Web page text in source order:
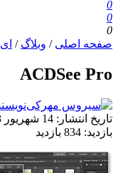
0
0
0
صفحه اصلی / وبلاگ /
ACDSee Pro
تاریخ انتشار: 14 شهریور 1393
بازدید: 834 بازدید